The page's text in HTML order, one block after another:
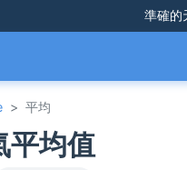
準確的
> 平均
平均值